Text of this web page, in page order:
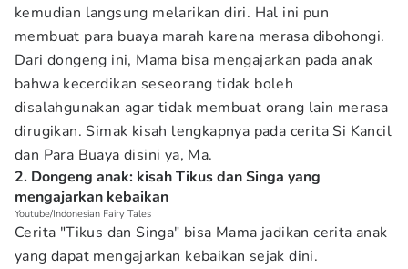
kemudian langsung melarikan diri. Hal ini pun
membuat para buaya marah karena merasa dibohongi.
Dari dongeng ini, Mama bisa mengajarkan pada anak
bahwa kecerdikan seseorang tidak boleh
disalahgunakan agar tidak membuat orang lain merasa
dirugikan. Simak kisah lengkapnya pada cerita Si Kancil
dan Para Buaya disini ya, Ma.
2. Dongeng anak: kisah Tikus dan Singa yang
mengajarkan kebaikan
Youtube/Indonesian Fairy Tales
Cerita "Tikus dan Singa" bisa Mama jadikan cerita anak
yang dapat mengajarkan kebaikan sejak dini.